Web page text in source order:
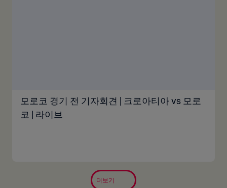
모로코 경기 전 기자회견 | 크로아티아 vs 모로
코 | 라이브
더보기